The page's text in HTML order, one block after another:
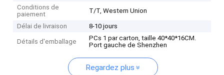
Conditions de
paiement
T/T, Western Union
Délai de livraison 8-10 jours
Détails d'emballage
PCs 1 par carton, taille 40*40*16CM.
Port gauche de Shenzhen
Regardez plus